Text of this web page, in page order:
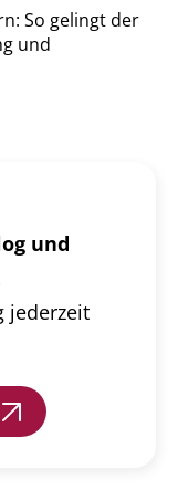
So gelingt der
und
und
jederzeit